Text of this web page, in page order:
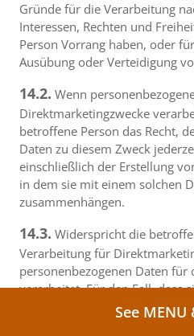
Gründe für die Verarbeitung
Interessen, Rechten und
Person Vorrang haben, oder
Ausübung oder Verteidigung
14.2. Wenn
Direktmarketingzwecke
betroffene Person das Recht,
Daten zu diesem Zweck
einschließlich der Erstellung
in dem sie mit einem solchen
zusammenhängen.
14.3. Widerspricht die
Verarbeitung für
personenbezogenen Daten für
verarbeitet. Für den Fall, dass
die VerarbeitungSee